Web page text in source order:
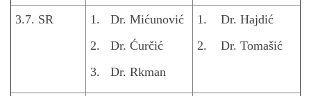
3.7. SR
1. Dr. Mićunović
2. Dr. Ćurčić
3. Dr. Rkman
1. Dr. Hajdić
2. Dr. Tomašić